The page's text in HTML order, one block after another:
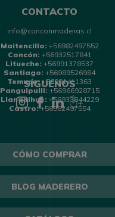
CONTACTO
info@conconmaderas.cl
Maitencillo: +56982497552
Concón: +56932517841
Litueche: +56991378537
Santiago: +56989526984
Temuco:+56991411363
Panguipulli: +56966928715
Llanquihue: +56933844229
Castro:+56982497554
SÍGUENOS
CÓMO COMPRAR
BLOG MADERERO